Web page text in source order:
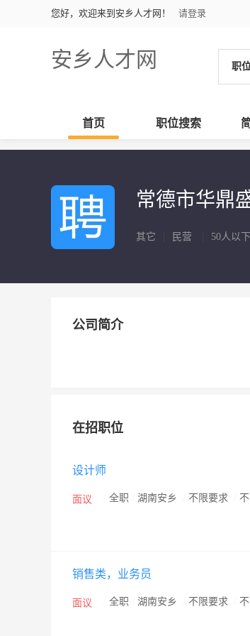
您好，欢迎来到安乡人才网！ 请登录
安乡人才网 职
首页 职位搜索
常德市华鼎
其它 民营 50人以下
公司简介
在招职位
设计师
面议 全职 湖南安乡 不限要求
销售类，业务员
面议 全职 湖南安乡 不限要求